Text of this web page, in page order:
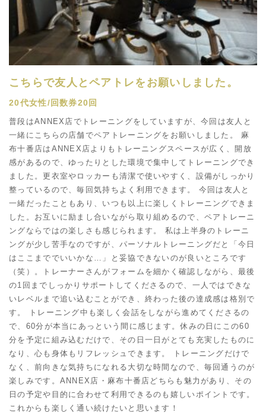
こちらで友人とペアトレをお願いしました。
20代女性/回数券20回
普段はANNEX店でトレーニングをしていますが、今回は友人と
一緒にこちらの店舗でペアトレーニングをお願いしました。 麻
布十番店はANNEX店よりもトレーニングスペースが広く、開放
感があるので、ゆったりとした環境で集中してトレーニングでき
ました。更衣室やロッカーも清潔で使いやすく、設備がしっかり
整っているので、毎回気持ちよく利用できます。 今回は友人と
一緒だったこともあり、いつも以上に楽しくトレーニングできま
した。お互いに励まし合いながら取り組めるので、ペアトレーニ
ングならではの楽しさも感じられます。 私は上半身のトレーニ
ングが少し苦手なのですが、パーソナルトレーニングだと「今日
はここまででいいかな…」と妥協できないのが良いところです
（笑）。トレーナーさんがフォームを細かく確認しながら、最後
の1回までしっかりサポートしてくださるので、一人ではできな
いレベルまで追い込むことができ、終わった後の達成感は格別で
す。 トレーニング中も楽しく会話をしながら進めてくださるの
で、60分が本当にあっという間に感じます。休みの日にこの60
分を予定に組み込むだけで、その日一日がとても充実したものに
なり、心も身体もリフレッシュできます。 トレーニングだけで
なく、前向きな気持ちになれる大切な時間なので、毎回通うのが
楽しみです。ANNEX店・麻布十番店どちらも魅力があり、その
日の予定や目的に合わせて利用できるのも嬉しいポイントです。
これからも楽しく通い続けたいと思います！